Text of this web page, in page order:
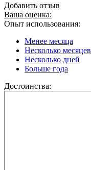
Добавить отзыв
Ваша оценка:
Опыт использования:
Менее месяца
Несколько месяцев
Несколько дней
Больше года
Достоинства: